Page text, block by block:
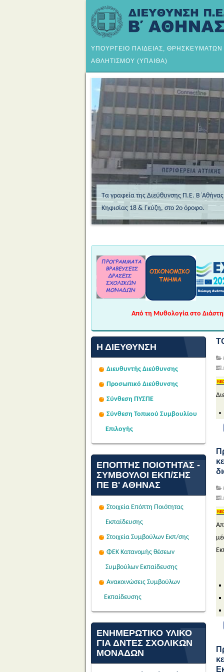
ΥΠΟΥΡΓΕΙΟ ΠΑΙΔΕΙΑΣ, ΘΡΗΣΚΕΥΜΑΤΩΝ
ΑΘΛΗΤΙΣΜΟΥ (ΥΠΑΙΘΑ)
Τα γραφεία της Διεύθυνσης Π.Ε.
Κηφισίας 18 & Γκύζη, στο 2ο όροφο.
Από τη Μυθολογία στο
Η ΔΙΕΎΘΥΝΣΗ
Διευθυντής Διεύθυνσης
Προσωπικό Διεύθυνσης
Σύνθεση ΠΥΣΠΕ
Σύνθεση Τοπικού Συμβουλίου
Επιλογής
ΕΠΌΠΤΗΣ ΠΟΙΌΤΗΤΑΣ -
ΣΎΜΒΟΥΛΟΙ ΕΚΠ/ΣΗΣ
ΠΕ Β' ΑΘΉΝΑΣ
Στοιχεία Επόπτη Ποιότητας
Εκπαίδευσης
Στοιχεία Συμβούλων Εκπ/σης
ΦΕΚ Κατανομής θέσεων
Συμβούλων Εκπαίδευσης
Ανακοινώσεις Συμβούλων
Εκπαίδευσης
ΕΝΗΜΕΡΩΤΙΚΟ ΥΛΙΚΟ
ΓΙΑ ΔΝΤΕΣ ΣΧΟΛΙΚΩΝ
ΜΟΝΑΔΩΝΠροθεσμία υποβολής